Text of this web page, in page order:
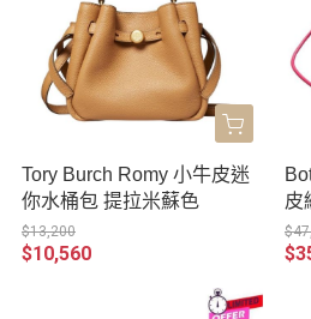
Tory Burch Romy 小牛皮迷
你水桶包 提拉米蘇色
$13,200
$10,560
皮編織
粉